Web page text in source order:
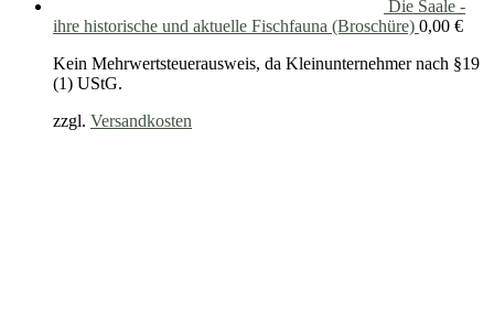
Die Saale -
ihre historische und aktuelle Fischfauna (Broschüre) 0,00 €
Kein Mehrwertsteuerausweis, da Kleinunternehmer nach §19
(1) UStG.
zzgl. Versandkosten